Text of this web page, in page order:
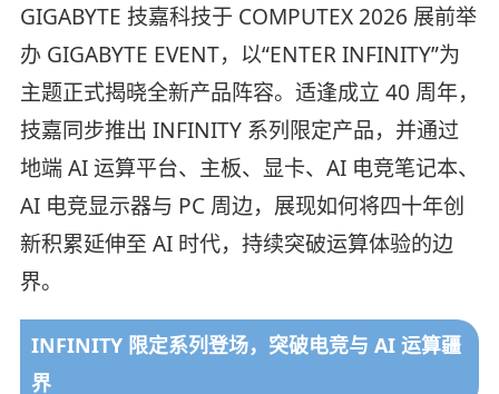
GIGABYTE 技嘉科技于 COMPUTEX 2026 展前举
办 GIGABYTE EVENT，以“ENTER INFINITY”为
主题正式揭晓全新产品阵容。适逢成立 40 周年，
技嘉同步推出 INFINITY 系列限定产品，并通过
地端 AI 运算平台、主板、显卡、AI 电竞笔记本、
AI 电竞显示器与 PC 周边，展现如何将四十年创
新积累延伸至 AI 时代，持续突破运算体验的边
界。
INFINITY 限定系列登场，突破电竞与 AI 运算疆
界